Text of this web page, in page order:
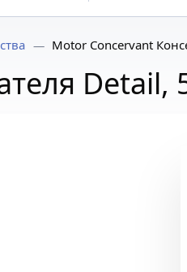
Motor Concervant
Detail,